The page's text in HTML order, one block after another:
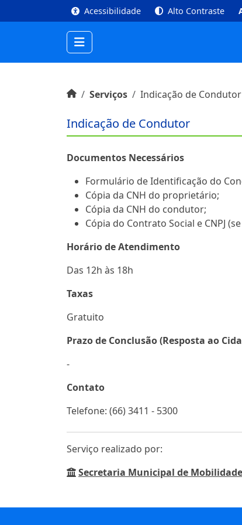
Conteúdo [1] Menu Principal [2]
Acessibilidade Alto Contraste
Início do conteúdoInícioServiços Indicação de Condutor
Indicação de Condutor
Documentos Necessários
Formulário de Identificação do
Cópia da CNH do proprietário;
Cópia da CNH do condutor;
Cópia do Contrato Social e CNPJ
Horário de Atendimento
Das 12h às 18h
Taxas
Gratuito
Prazo de Conclusão (Resposta ao
-
Contato
Telefone: (66) 3411 - 5300
Serviço realizado por:
Secretaria Municipal de